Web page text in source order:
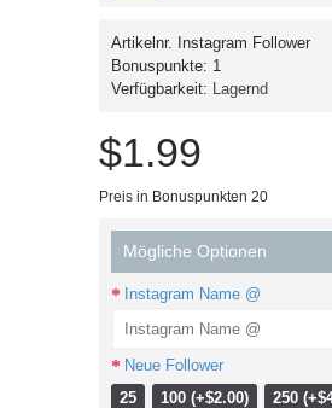
Artikelnr. Instagram Follower
Bonuspunkte: 1
Verfügbarkeit: Lagernd
$1.99
Preis in Bonuspunkten 20
Mögliche Optionen
Instagram Name @
Neue Follower
25
100 (+$2.00) 250